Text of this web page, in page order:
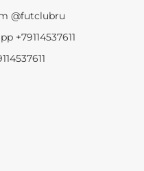
@futclubru
+79114537611